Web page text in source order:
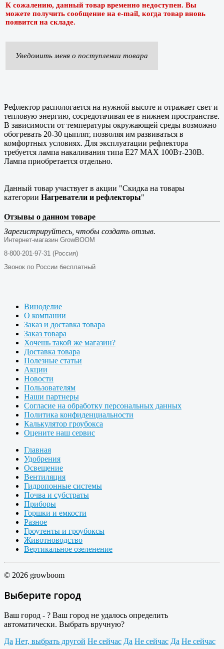
К сожалению, данный товар временно недоступен. Вы
можете получить сообщение на e-mail, когда товар вновь
появится на складе.
Уведомить меня о поступлении товара
Рефлектор распологается на нужной высоте и отражает свет и
тепловую энергию, сосредотачивая ее в нижнем пространстве.
В зависимости от температуры окружающей среды возможно
обогревать 20-30 цыплят, позволяя им развиваться в
комфортных условиях. Для эксплуатации рефлектора
требуется лампа накаливания типа E27 MAX 100Вт-230В.
Лампа приобретается отдельно.
Данный товар участвует в акции "Скидка на товары
категории Нагреватели и рефлекторы"
Отзывы о данном товаре
Зарегистрируйтесь, чтобы создать отзыв.
Интернет-магазин GrowBOOM
8-800-201-97-31 (Россия)
Звонок по России бесплатный
Виноделие
О компании
Заказ и доставка товара
Заказ товара
Хочешь такой же магазин?
Доставка товара
Полезные статьи
Акции
Новости
Пользователям
Наши партнеры
Согласие на обработку персональных данных
Политика конфиденциальности
Калькулятор гроубокса
Оцените наш сервис
Главная
Удобрения
Освещение
Вентиляция
Гидропонные системы
Почва и субстраты
Приборы
Горшки и емкости
Разное
Гроутенты и гроубоксы
Животноводство
Вертикальное озеленение
© 2026 growboom
Выберите город
Ваш город - ? Ваш город не удалось определить
автоматически. Выбрать вручную?
Да Нет, выбрать другой Не сейчас Да Не сейчас Да Не сейчас